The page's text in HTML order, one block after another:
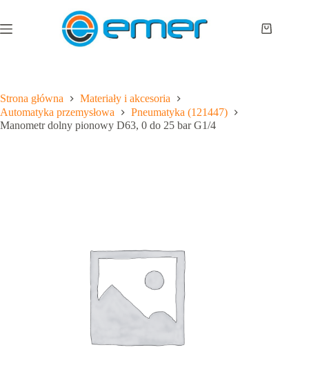
treści
Koszyk
Strona główna
Materiały i akcesoria
Automatyka przemysłowa
Pneumatyka (121447)
Manometr dolny pionowy D63, 0 do 25 bar G1/4